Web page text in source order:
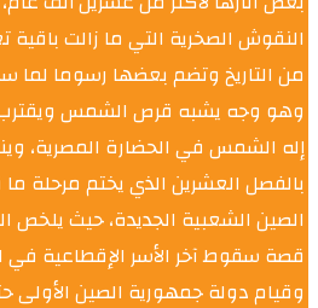
من التاريخ وتضم بعضها رسوما لما
وهو وجه يشبه قرص الشمس
إله الشمس في الحضارة المصرية،
بالفصل العشرين الذي يختم مرحلة
الصين الشعبية الجديدة، حيث يلخص